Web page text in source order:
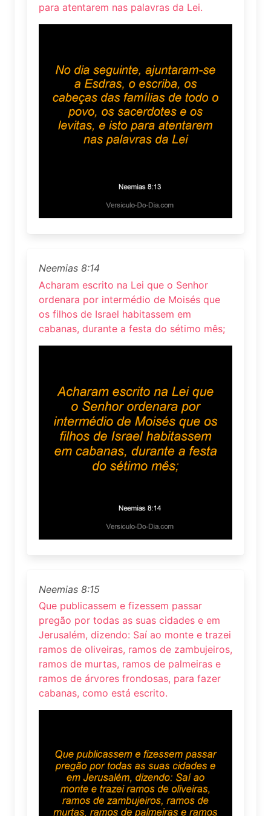
para atentarem nas palavras da Lei.
Neemias 8:14
Acharam escrito na Lei que o Senhor
ordenara por intermédio de Moisés que
os filhos de Israel habitassem em
cabanas, durante a festa do sétimo mês;
Neemias 8:15
Que publicassem e fizessem passar
pregão por todas as suas cidades e em
Jerusalém, dizendo: Saí ao monte e trazei
ramos de oliveiras, ramos de zambujeiros,
ramos de murtas, ramos de palmeiras e
ramos de árvores frondosas, para fazer
cabanas, como está escrito.